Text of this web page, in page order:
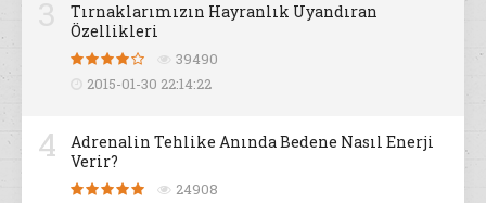
Tırnaklarımızın Hayranlık Uyandıran
Özellikleri
39490
2015-01-30 22:14:22
4
Adrenalin Tehlike Anında Bedene Nasıl Enerji
Verir?
24908